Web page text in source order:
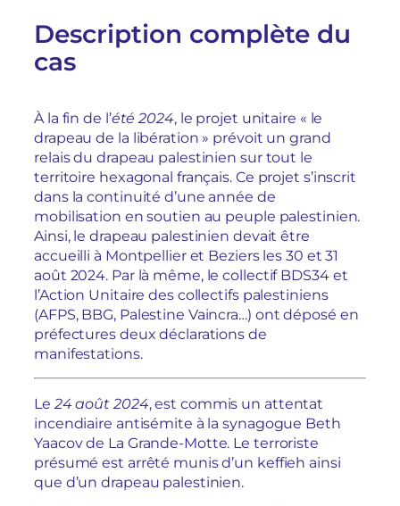
Description complète du
cas
À la fin de l’été 2024, le projet unitaire « le
drapeau de la libération » prévoit un grand
relais du drapeau palestinien sur tout le
territoire hexagonal français. Ce projet s’inscrit
dans la continuité d’une année de
mobilisation en soutien au peuple palestinien.
Ainsi, le drapeau palestinien devait être
accueilli à Montpellier et Beziers les 30 et 31
août 2024. Par là même, le collectif BDS34 et
l’Action Unitaire des collectifs palestiniens
(AFPS, BBG, Palestine Vaincra…) ont déposé en
préfectures deux déclarations de
manifestations.
Le 24 août 2024, est commis un attentat
incendiaire antisémite à la synagogue Beth
Yaacov de La Grande-Motte. Le terroriste
présumé est arrêté munis d’un keffieh ainsi
que d’un drapeau palestinien.